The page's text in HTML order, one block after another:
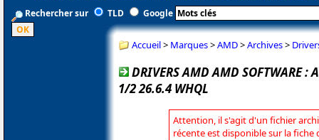
Rechercher sur
TLD Google
Accueil> Marques>AMD>Archives>
DRIVERS AMD AMD SOFTWARE
1/2 26.6.4 WHQL
Attention, il s'agit d'un fichier
récente est disponible sur la fiche